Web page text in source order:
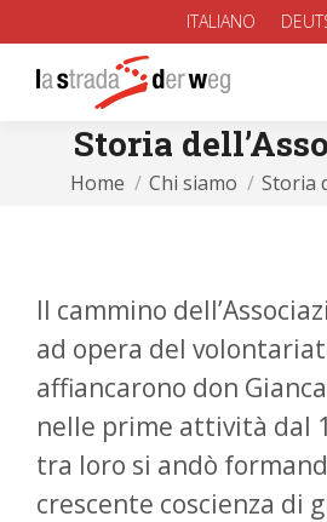
ITALIANO
Storia
You are here:
Home Chi siamo Storia
Il cammino
ad opera del
affiancarono don
nelle prime attività dal
tra loro si andò
crescente coscienza di